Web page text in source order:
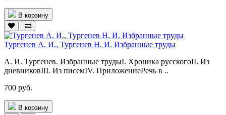
В корзину
Тургенев А. И., Тургенев Н. И. Избранные труды
А. И. Тургенев. Избранные трудыI. Хроника русскогоII. Из
дневниковIII. Из писемIV. ПриложениеРечь в ..
700 руб.
В корзину